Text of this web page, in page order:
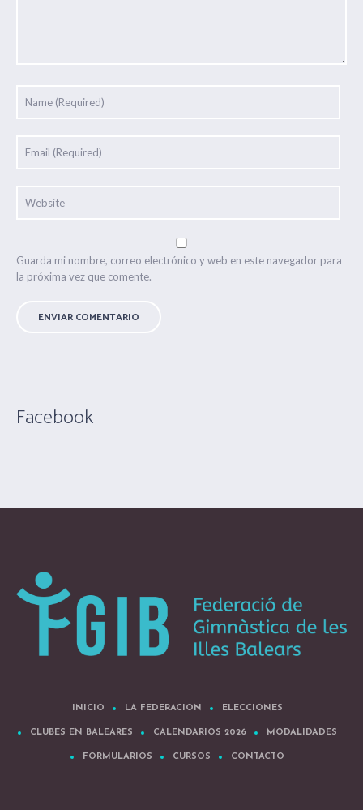
Guarda mi nombre, correo electrónico y web en este navegador para
la próxima vez que comente.
Facebook
INICIO LA FEDERACION ELECCIONES
CLUBES EN BALEARES CALENDARIOS 2026 MODALIDADES
FORMULARIOS CURSOS CONTACTO